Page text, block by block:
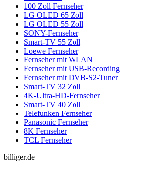
100 Zoll Fernseher
LG OLED 65 Zoll
LG OLED 55 Zoll
SONY-Fernseher
Smart-TV 55 Zoll
Loewe Fernseher
Fernseher mit WLAN
Fernseher mit USB-Recording
Fernseher mit DVB-S2-Tuner
Smart-TV 32 Zoll
4K-Ultra-HD-Fernseher
Smart-TV 40 Zoll
Telefunken Fernseher
Panasonic Fernseher
8K Fernseher
TCL Fernseher
billiger.de